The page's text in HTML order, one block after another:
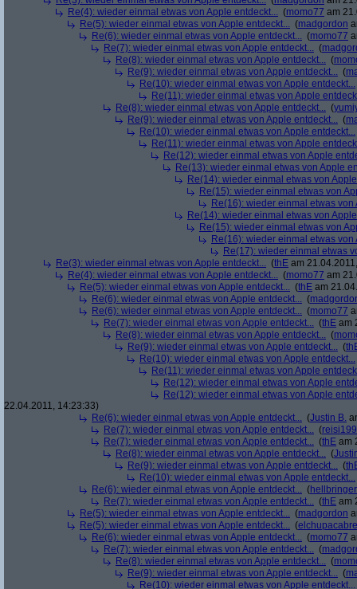
Re(4): wieder einmal etwas von Apple entdeckt... (momo77 am
Re(5): wieder einmal etwas von Apple entdeckt... (madgordon
Re(6): wieder einmal etwas von Apple entdeckt... (momo77
Re(7): wieder einmal etwas von Apple entdeckt... (
Re(8): wieder einmal etwas von Apple entdeckt... (
Re(9): wieder einmal etwas von Apple entdeckt... (
Re(10): wieder einmal etwas von Apple entdeckt...
Re(11): wieder einmal etwas von Apple
Re(8): wieder einmal etwas von Apple entdeckt... (
Re(9): wieder einmal etwas von Apple entdeckt... (
Re(10): wieder einmal etwas von Apple entdeckt...
Re(11): wieder einmal etwas von Apple
Re(12): wieder einmal etwas von Apple
Re(13): wieder einmal etwas von Apple
Re(14): wieder einmal etwas von
Re(15): wieder einmal etwas von
Re(16): wieder einmal etwas von
Re(14): wieder einmal etwas von
Re(15): wieder einmal etwas von
Re(16): wieder einmal etwas von
Re(17): wieder einmal etwas
Re(3): wieder einmal etwas von Apple entdeckt... (thE am
Re(4): wieder einmal etwas von Apple entdeckt... (momo77 am
Re(5): wieder einmal etwas von Apple entdeckt... (thE am
Re(6): wieder einmal etwas von Apple entdeckt... (
Re(6): wieder einmal etwas von Apple entdeckt... (momo77
Re(7): wieder einmal etwas von Apple entdeckt... (thE am
Re(8): wieder einmal etwas von Apple entdeckt... (
Re(9): wieder einmal etwas von Apple entdeckt... (
Re(10): wieder einmal etwas von Apple entdeckt...
Re(11): wieder einmal etwas von Apple
Re(12): wieder einmal etwas von Apple
Re(12): wieder einmal etwas von Apple
22.04.2011, 14:23:33)
Re(6): wieder einmal etwas von Apple entdeckt... (Justin B.
Re(7): wieder einmal etwas von Apple entdeckt... (
Re(7): wieder einmal etwas von Apple entdeckt... (thE am
Re(8): wieder einmal etwas von Apple entdeckt... (
Re(9): wieder einmal etwas von Apple entdeckt... (
Re(10): wieder einmal etwas von Apple entdeckt...
Re(6): wieder einmal etwas von Apple entdeckt... (hellbringer
Re(7): wieder einmal etwas von Apple entdeckt... (thE am
Re(5): wieder einmal etwas von Apple entdeckt... (madgordon
Re(5): wieder einmal etwas von Apple entdeckt... (elchupacabre
Re(6): wieder einmal etwas von Apple entdeckt... (momo77
Re(7): wieder einmal etwas von Apple entdeckt... (
Re(8): wieder einmal etwas von Apple entdeckt... (
Re(9): wieder einmal etwas von Apple entdeckt... (
Re(10): wieder einmal etwas von Apple entdeckt...